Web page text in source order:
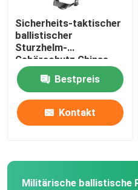
Sicherheits-taktischer
ballistischer
Sturzhelm-
Gehörschutz Chinas
Xinxing NIJ IIIA
Schwarz-MICH Airsoft
Bestpreis
Kontakt
Militärische ballistische